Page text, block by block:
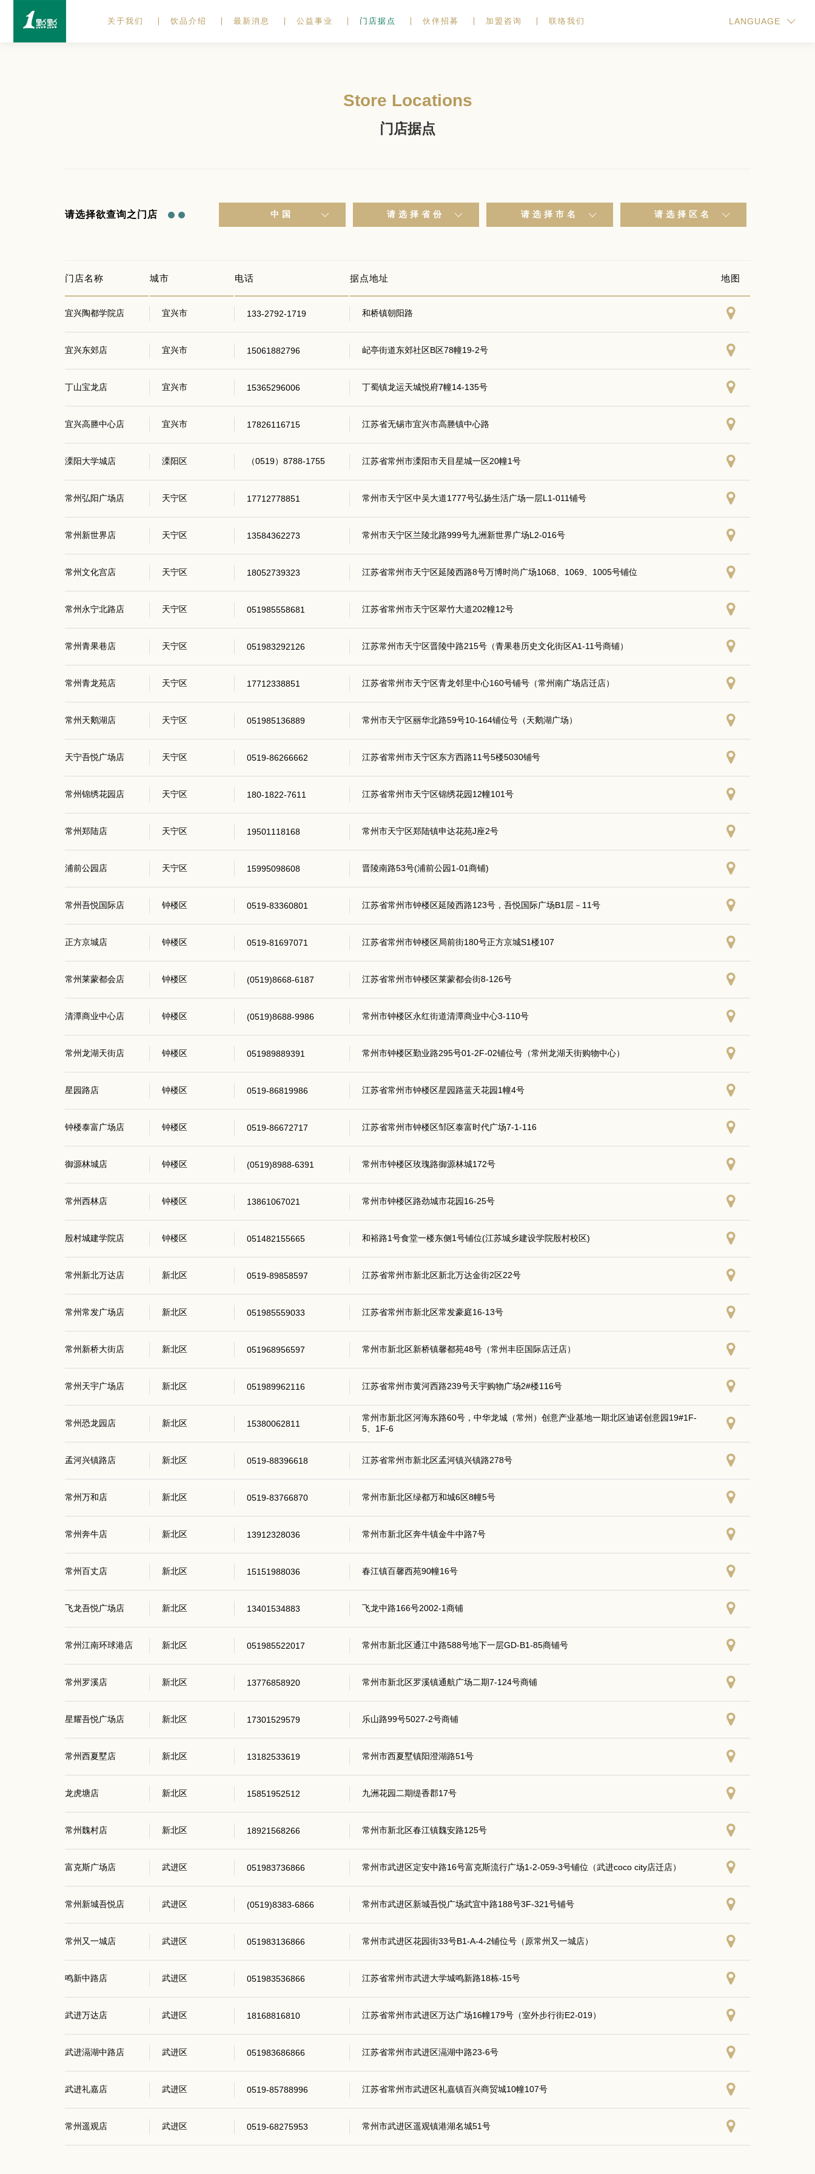
关于我们 饮品介绍 最新消息 公益事业 门店据点 伙伴招募 加盟咨询 联络我们 LANGUAGE
Store Locations
门店据点
请选择欲查询之门店 中国 请选择省份 请选择市名 请选择区名
门店名称 城市 电话 据点地址 地图
宜兴陶都学院店 宜兴市 133-2792-1719 和桥镇朝阳路
宜兴东郊店 宜兴市 15061882796 屺亭街道东郊社区B区78幢19-2号
丁山宝龙店 宜兴市 15365296006 丁蜀镇龙运天城悦府7幢14-135号
宜兴高塍中心店 宜兴市 17826116715 江苏省无锡市宜兴市高塍镇中心路
溧阳大学城店 溧阳区 （0519）8788-1755 江苏省常州市溧阳市天目星城一区20幢1号
常州弘阳广场店 天宁区 17712778851 常州市天宁区中吴大道1777号弘扬生活广场一层L1-011铺号
常州新世界店 天宁区 13584362273 常州市天宁区兰陵北路999号九洲新世界广场L2-016号
常州文化宫店 天宁区 18052739323 江苏省常州市天宁区延陵西路8号万博时尚广场1068、1069、1005号铺位
常州永宁北路店 天宁区 051985558681 江苏省常州市天宁区翠竹大道202幢12号
常州青果巷店 天宁区 051983292126 江苏常州市天宁区晋陵中路215号（青果巷历史文化街区A1-11号商铺）
常州青龙苑店 天宁区 17712338851 江苏省常州市天宁区青龙邻里中心160号铺号（常州南广场店迁店）
常州天鹅湖店 天宁区 051985136889 常州市天宁区丽华北路59号10-164铺位号（天鹅湖广场）
天宁吾悦广场店 天宁区 0519-86266662 江苏省常州市天宁区东方西路11号5楼5030铺号
常州锦绣花园店 天宁区 180-1822-7611 江苏省常州市天宁区锦绣花园12幢101号
常州郑陆店 天宁区 19501118168 常州市天宁区郑陆镇申达花苑J座2号
浦前公园店 天宁区 15995098608 晋陵南路53号(浦前公园1-01商铺)
常州吾悦国际店 钟楼区 0519-83360801 江苏省常州市钟楼区延陵西路123号，吾悦国际广场B1层－11号
正方京城店 钟楼区 0519-81697071 江苏省常州市钟楼区局前街180号正方京城S1楼107
常州莱蒙都会店 钟楼区 (0519)8668-6187 江苏省常州市钟楼区莱蒙都会街8-126号
清潭商业中心店 钟楼区 (0519)8688-9986 常州市钟楼区永红街道清潭商业中心3-110号
常州龙湖天街店 钟楼区 051989889391 常州市钟楼区勤业路295号01-2F-02铺位号（常州龙湖天街购物中心）
星园路店 钟楼区 0519-86819986 江苏省常州市钟楼区星园路蓝天花园1幢4号
钟楼泰富广场店 钟楼区 0519-86672717 江苏省常州市钟楼区邹区泰富时代广场7-1-116
御源林城店 钟楼区 (0519)8988-6391 常州市钟楼区玫瑰路御源林城172号
常州西林店 钟楼区 13861067021 常州市钟楼区路劲城市花园16-25号
殷村城建学院店 钟楼区 051482155665 和裕路1号食堂一楼东侧1号铺位(江苏城乡建设学院殷村校区)
常州新北万达店 新北区 0519-89858597 江苏省常州市新北区新北万达金街2区22号
常州常发广场店 新北区 051985559033 江苏省常州市新北区常发豪庭16-13号
常州新桥大街店 新北区 051968956597 常州市新北区新桥镇馨都苑48号（常州丰臣国际店迁店）
常州天宇广场店 新北区 051989962116 江苏省常州市黄河西路239号天宇购物广场2#楼116号
常州恐龙园店 新北区 15380062811
常州市新北区河海东路60号，中华龙城（常州）创意产业基地一期北区迪诺创意园19#1F-
5、1F-6
孟河兴镇路店 新北区 0519-88396618 江苏省常州市新北区孟河镇兴镇路278号
常州万和店 新北区 0519-83766870 常州市新北区绿都万和城6区8幢5号
常州奔牛店 新北区 13912328036 常州市新北区奔牛镇金牛中路7号
常州百丈店 新北区 15151988036 春江镇百馨西苑90幢16号
飞龙吾悦广场店 新北区 13401534883 飞龙中路166号2002-1商铺
常州江南环球港店 新北区 051985522017 常州市新北区通江中路588号地下一层GD-B1-85商铺号
常州罗溪店 新北区 13776858920 常州市新北区罗溪镇通航广场二期7-124号商铺
星耀吾悦广场店 新北区 17301529579 乐山路99号5027-2号商铺
常州西夏墅店 新北区 13182533619 常州市西夏墅镇阳澄湖路51号
龙虎塘店 新北区 15851952512 九洲花园二期缇香郡17号
常州魏村店 新北区 18921568266 常州市新北区春江镇魏安路125号
富克斯广场店 武进区 051983736866 常州市武进区定安中路16号富克斯流行广场1-2-059-3号铺位（武进coco city店迁店）
常州新城吾悦店 武进区 (0519)8383-6866 常州市武进区新城吾悦广场武宜中路188号3F-321号铺号
常州又一城店 武进区 051983136866 常州市武进区花园街33号B1-A-4-2铺位号（原常州又一城店）
鸣新中路店 武进区 051983536866 江苏省常州市武进大学城鸣新路18栋-15号
武进万达店 武进区 18168816810 江苏省常州市武进区万达广场16幢179号（室外步行街E2-019）
武进滆湖中路店 武进区 051983686866 江苏省常州市武进区滆湖中路23-6号
武进礼嘉店 武进区 0519-85788996 江苏省常州市武进区礼嘉镇百兴商贸城10幢107号
常州遥观店 武进区 0519-68275953 常州市武进区遥观镇港湖名城51号